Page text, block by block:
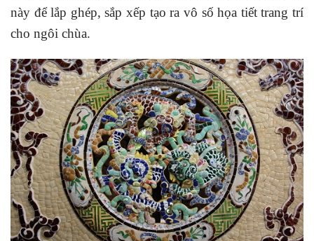
này để lắp ghép, sắp xếp tạo ra vô số họa tiết trang trí
cho ngôi chùa.